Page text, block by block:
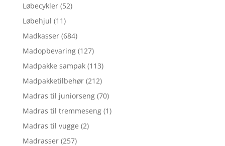
Løbecykler (52)
Løbehjul (11)
Madkasser (684)
Madopbevaring (127)
Madpakke sampak (113)
Madpakketilbehør (212)
Madras til juniorseng (70)
Madras til tremmeseng (1)
Madras til vugge (2)
Madrasser (257)